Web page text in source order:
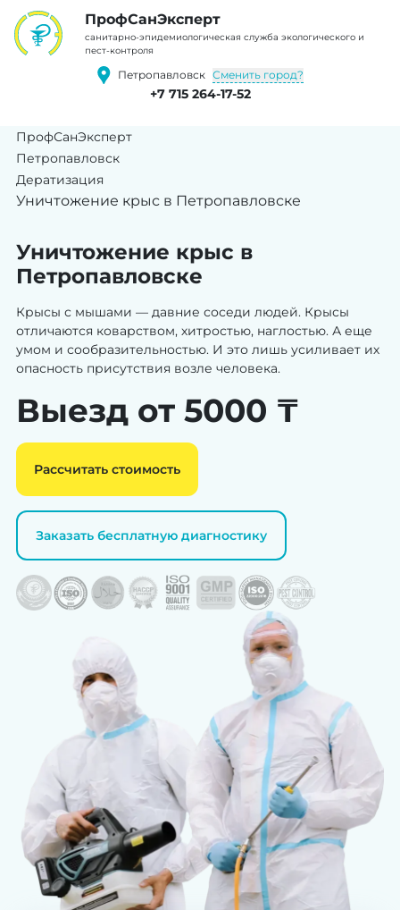
ПрофCанЭксперт
cанитарно-эпидемиологическая служба экологического и
пест-контроля
Петропавловск Сменить город?
+7 715 264-17-52
ПрофСанЭксперт
Петропавловск
Дератизация
Уничтожение крыс в Петропавловске
Уничтожение крыс в
Петропавловске
Крысы с мышами — давние соседи людей. Крысы
отличаются коварством, хитростью, наглостью. А еще
умом и сообразительностью. И это лишь усиливает их
опасность присутствия возле человека.
Выезд от 5000 ₸
Рассчитать стоимость
Заказать бесплатную диагностику